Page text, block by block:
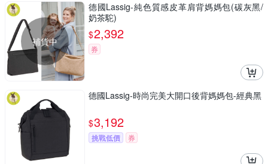
補貨中
德國Lassig-純色質感皮革肩背媽媽包(碳灰黑/
奶茶駝)
$2,392
券
德國Lassig-時尚完美大開口後背媽媽包-經典黑
$3,192
挑戰低價 券